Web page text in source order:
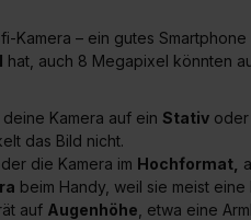
Kamera – ein gutes
hat, auch 8 Megapixel könnten
Kamera auf ein Stativ
das Bild nicht.
die Kamera im Hochformat,
beim Handy, weil sie meist
auf Augenhöhe , etwa eine